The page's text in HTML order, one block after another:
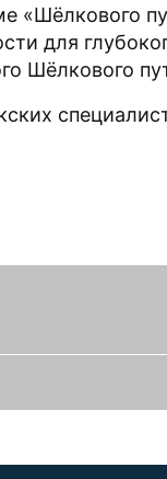
«Шёлкового
для
Шёлкового